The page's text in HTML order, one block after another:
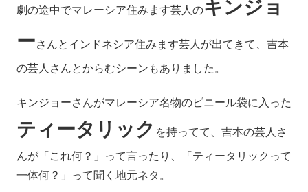
劇の途中でマレーシア住みます芸人のキンジョ
ーさんとインドネシア住みます芸人が出てきて、吉本
の芸人さんとからむシーンもありました。
キンジョーさんがマレーシア名物のビニール袋に入った
ティータリック を持ってて、吉本の芸人さ
んが「これ何？」って言ったり、「ティータリックって
一体何？」って聞く地元ネタ。